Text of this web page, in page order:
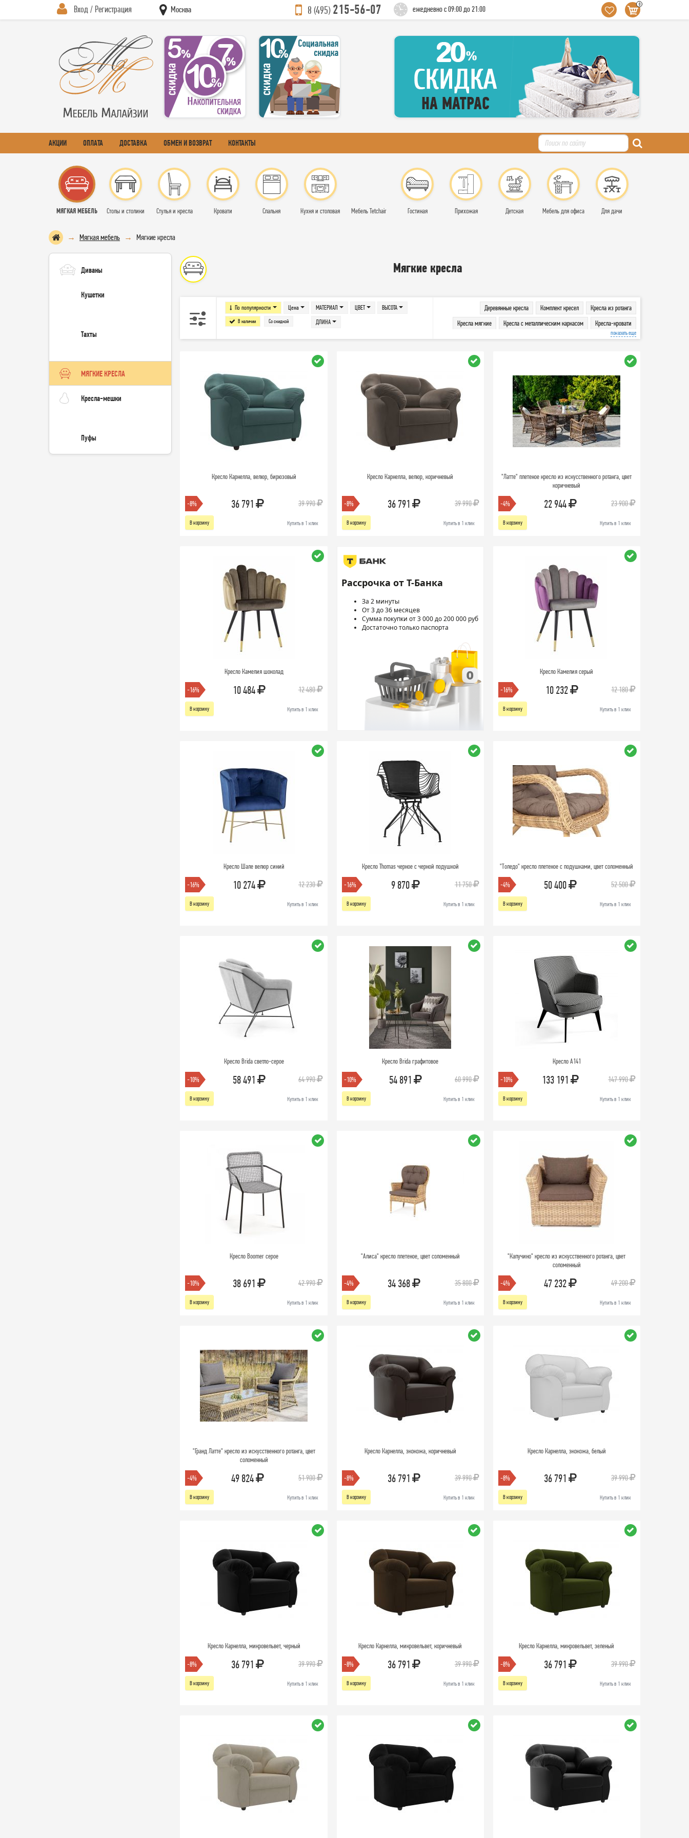
Вход / Регистрация Москва 8 (495)215-56-07 ежедневно с 09:00 до 21:00
0
АКЦИИ ОПЛАТА ДОСТАВКА ОБМЕН И ВОЗВРАТ КОНТАКТЫ
МЯГКАЯ МЕБЕЛЬ Столы и столики Стулья и кресла Кровати Спальня Кухня и столовая Мебель Tetchair Гостиная Прихожая Детская Мебель для офиса Для дачи
Мягкая мебель Мягкие кресла
Диваны
Кушетки
Тахты
МЯГКИЕ КРЕСЛА
Кресла-мешки
Пуфы
Мягкие кресла
По популярности Цена
В наличии Со скидкой
МАТЕРИАЛ ЦВЕТ
ВЫСОТА
ДЛИНА
Деревянные кресла Комплект кресел
Кресла из ротанга
Кресла мягкие
Кресла с металлическим каркасом
Кресла-кровати
Кресло реклайнер
показать еще
Кресло Карнелла, велюр, бирюзовый
-8% 36 791 39 990
В корзину Купить в 1 клик
Кресло Карнелла, велюр, коричневый
-8% 36 791 39 990
В корзину Купить в 1 клик
"Латте" плетеное кресло из искусственного ротанга, цвет
коричневый
-4% 22 944 23 900
В корзину Купить в 1 клик
Кресло Камелия шоколад
-16% 10 484 12 480
В корзину Купить в 1 клик
Рассрочка от Т-Банка
За 2 минуты
От 3 до 36 месяцев
Сумма покупки от 3 000 до 200 000 руб
Достаточно только паспорта
Кресло Камелия серый
-16% 10 232 12 180
В корзину Купить в 1 клик
Кресло Шале велюр синий
-16% 10 274 12 230
В корзину Купить в 1 клик
Кресло Thomas черное с черной подушкой
-16% 9 870 11 750
В корзину Купить в 1 клик
"Толедо" кресло плетеное с подушками, цвет соломенный
-4% 50 400 52 500
В корзину Купить в 1 клик
Кресло Brida светло-серое
-10% 58 491 64 990
В корзину Купить в 1 клик
Кресло Brida графитовое
-10% 54 891 60 990
В корзину Купить в 1 клик
Кресло A141
-10% 133 191 147 990
В корзину Купить в 1 клик
Кресло Boomer серое
-10% 38 691 42 990
В корзину Купить в 1 клик
"Алиса" кресло плетеное, цвет соломенный
-4% 34 368 35 800
В корзину Купить в 1 клик
"Капучино" кресло из искусственного ротанга, цвет
соломенный
-4% 47 232 49 200
В корзину Купить в 1 клик
"Гранд Латте" кресло из искусственного ротанга, цвет
соломенный
-4% 49 824 51 900
В корзину Купить в 1 клик
Кресло Карнелла, экокожа, коричневый
-8% 36 791 39 990
В корзину Купить в 1 клик
Кресло Карнелла, экокожа, белый
-8% 36 791 39 990
В корзину Купить в 1 клик
Кресло Карнелла, микровельвет, черный
-8% 36 791 39 990
В корзину Купить в 1 клик
Кресло Карнелла, микровельвет, коричневый
-8% 36 791 39 990
В корзину Купить в 1 клик
Кресло Карнелла, микровельвет, зеленый
-8% 36 791 39 990
В корзину Купить в 1 клик